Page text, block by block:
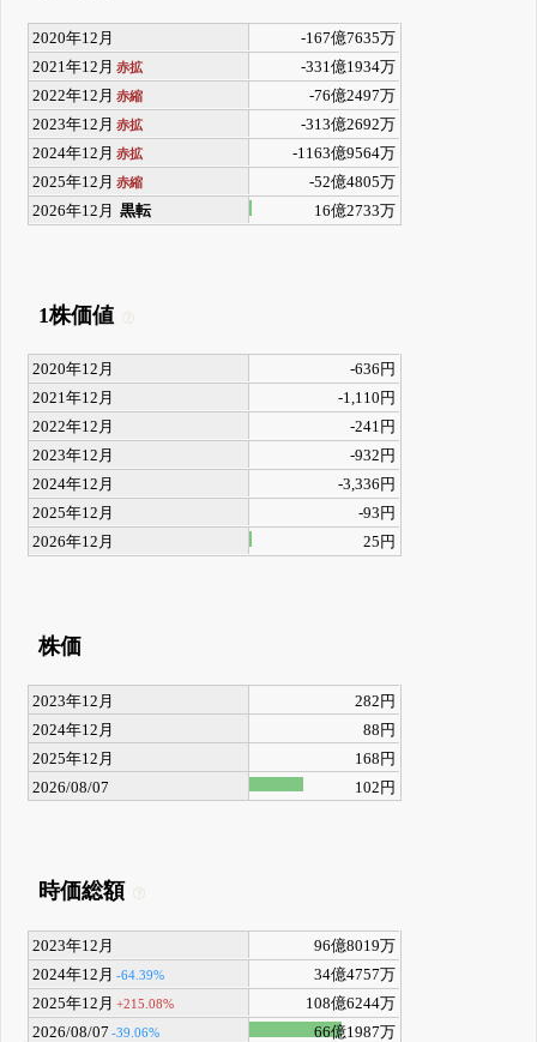
2020年12月
-167億7635万
2021年12月 赤拡
-331億1934万
2022年12月 赤縮
-76億2497万
2023年12月 赤拡
-313億2692万
2024年12月 赤拡
-1163億9564万
2025年12月 赤縮
-52億4805万
2026年12月 黒転 16億2733万
1株価値
2020年12月
-636円
2021年12月
-1,110円
2022年12月
-241円
2023年12月
-932円
2024年12月
-3,336円
2025年12月
-93円
2026年12月
25円
株価
2023年12月
282円
2024年12月
88円
2025年12月
168円
2026/08/07
102円
時価総額
2023年12月
96億8019万
2024年12月 -64.39%
34億4757万
2025年12月 +215.08%
108億6244万
2026/08/07 -39.06% 66億1987万